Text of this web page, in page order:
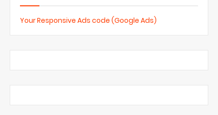
Your Responsive Ads code (Google Ads)